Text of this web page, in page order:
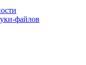
файлов